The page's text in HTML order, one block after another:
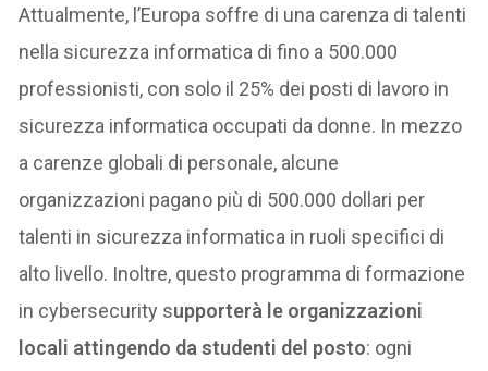
Attualmente, l’Europa soffre di una carenza di talenti
nella sicurezza informatica di fino a 500.000
professionisti, con solo il 25% dei posti di lavoro in
sicurezza informatica occupati da donne. In mezzo
a carenze globali di personale, alcune
organizzazioni pagano più di 500.000 dollari per
talenti in sicurezza informatica in ruoli specifici di
alto livello. Inoltre, questo programma di formazione
in cybersecurity supporterà le organizzazioni
locali attingendo da studenti del posto: ogni